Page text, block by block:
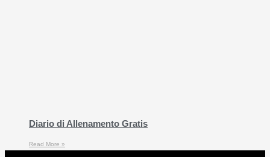
Diario di Allenamento Gratis
Read More »